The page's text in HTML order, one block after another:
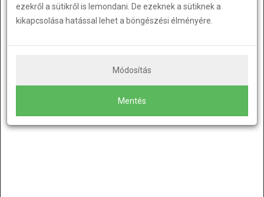
Javasoljuk kizárólag amásnapi házhoszállítást
További szép napot, jó vásárlást!
ezekről a sütikről is lemondani. De ezeknek a sütiknek a
kikapcsolása hatással lehet a böngészési élményére.
Módosítás
Mentés